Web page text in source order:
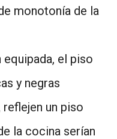
monotonía de la
equipada, el piso
y negras
un piso
la cocina serían